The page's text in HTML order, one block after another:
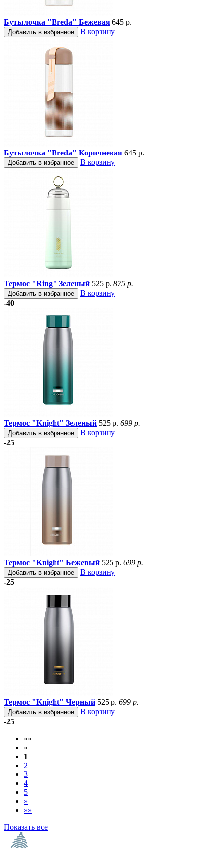
Бутылочка "Breda" Бежевая 645 р.
Добавить в избранное В корзину
Бутылочка "Breda" Коричневая 645 р.
Добавить в избранное В корзину
Термос "Ring" Зеленый 525 р. 875 р.
Добавить в избранное
В корзину
-40
Термос "Knight" Зеленый 525 р. 699 р.
Добавить в избранное
В корзину
-25
Термос "Knight" Бежевый 525 р. 699 р.
Добавить в избранное
В корзину
-25
Термос "Knight" Черный 525 р. 699 р.
Добавить в избранное
В корзину
-25
««
«
1
2
3
4
5
»
»»
Показать все